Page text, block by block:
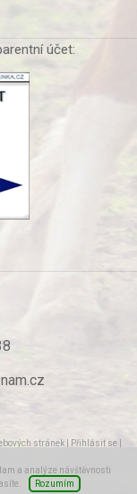
účet:
stránek Přihlásit se
a analýze návštěvnosti
Rozumím